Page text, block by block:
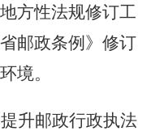
方性法规修订工
邮政条例》修订
境。
升邮政行政执法